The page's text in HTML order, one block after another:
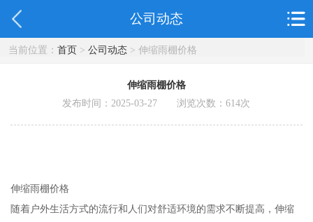
公司动态
当前位置： 首页> 公司动态> 伸缩雨棚价格
伸缩雨棚价格
发布时间：2025-03-27 浏览次数：614次
伸缩雨棚价格
随着户外生活方式的流行和人们对舒适环境的需求不断提高，伸缩